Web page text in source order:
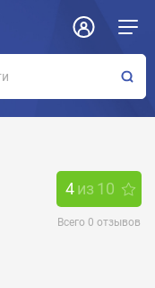
4из 10
Всего 0 отзывов